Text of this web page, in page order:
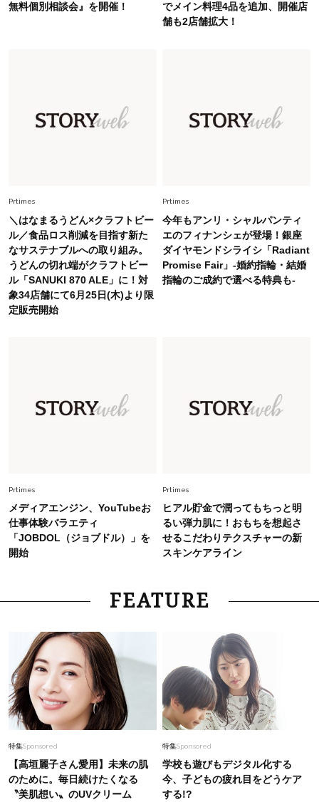
ップス×パンツ」コーデ〈3選〉
Fashion 2026.5.29
オシャレ40代の【ワンピ＆オールインワン】最
旬着こなし3選。地味見え回避のコツは「バッグ
選び」！
Fashion 2026.7.9
スタイリストが本気で推す！40代がほどよく華
無料個別相談会』を開催！
でメイン料理4品を追加、開催店
舗も2店舗拡大！
Prtimes
＼はなまるうどん×クラフトビー
ル／食品ロス削減を目指す新た
なサステナブルへの取り組み。
うどんの切れ端がクラフトビー
ル「SANUKI 870 ALE」に！対
象34店舗にて6月25日(木)より限
定販売開始
Prtimes
今年もアンリ・シャルパンティ
エのフィナンシェが登場！銀座
ダイヤモンドシライシ「Radiant
Promise Fair」-婚約指輪・結婚
指輪のご成約で選べる特典も-
Prtimes
メディアエンジン、YouTubeお
仕事体験バラエティ
「JOBDOL（ジョブドル）」を
開始
Prtimes
ヒアル貯金で潤ってもちっと明
るい弾力肌に！おもちを想起さ
せるこだわりテクスチャーの新
スキンケアライン
FEATURE
特集Sponsored
【高垣麗子さん愛用】未来の肌
のために。毎日続けたくなる
〝美肌想い〟のUVクリーム
特集Sponsored
学校も遊びもデジタル化する
今、子どもの疲れ目をどうケア
する!?